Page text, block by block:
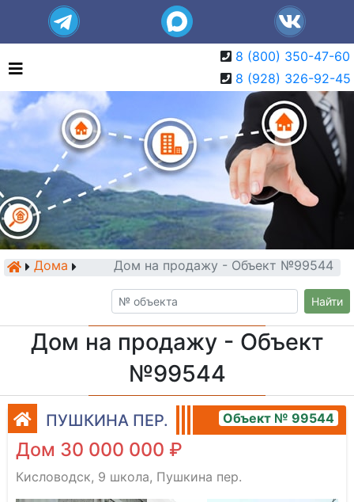
8 (800) 350-47-60
8 (928) 326-92-45
Дома Дом на продажу - Объект №99544
Найти
Дом на продажу - Объект
№99544
ПУШКИНА ПЕР. Объект № 99544
Дом 30 000 000 ₽
Кисловодск, 9 школа, Пушкина пер.